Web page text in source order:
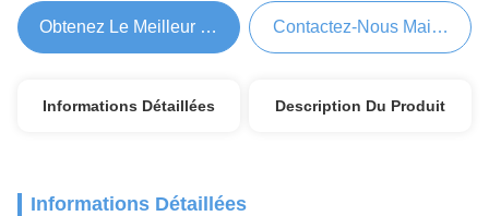
Obtenez Le Meilleur Prix Contactez-Nous Maintenant
Informations Détaillées Description Du Produit
Informations Détaillées